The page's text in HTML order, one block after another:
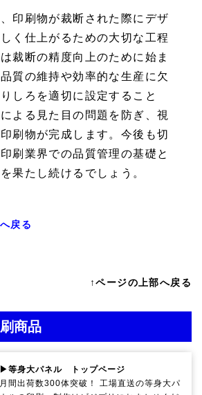
印刷物が裁断された際にデザ
く仕上がるための大切な工程
裁断の精度向上のために始ま
質の維持や効率的な生産に欠
しろを適切に設定すること
よる見た目の問題を防ぎ、視
刷物が完成します。今後も切
刷業界での品質管理の基礎と
果たし続けるでしょう。
戻る
↑ページの上部へ戻る
商品
▶等身大パネル トップページ
月間出荷数300体突破！ 工場直送の等身大パ